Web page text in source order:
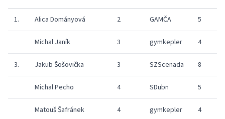
1. Alica Dományová 2 GAMČA 5
Michal Janík 3 gymkepler 4
3. Jakub Šošovička 3 SZScenada 8
Michal Pecho 4 SDubn 5
Matouš Šafránek 4 gymkepler 4